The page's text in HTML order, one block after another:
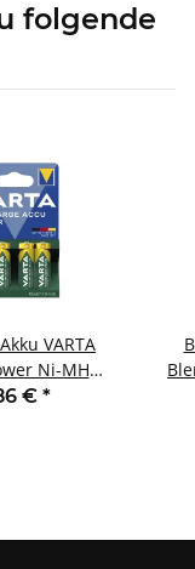
folgende
VARTA
Ni-MH
AA HR06
€ *